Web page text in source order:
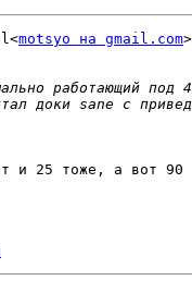
motsyo на gmail.com
и 25 тоже, а вот